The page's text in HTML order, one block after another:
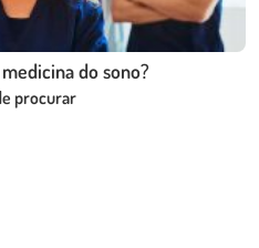
do sono?
procurar